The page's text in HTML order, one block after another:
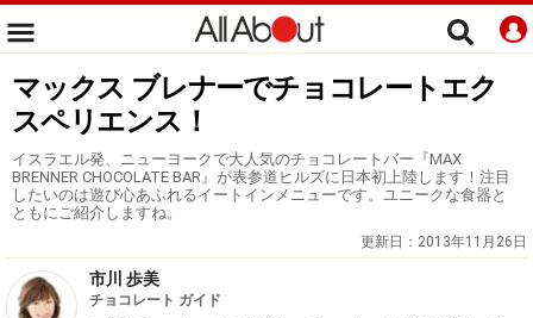
マックス ブレナーでチョコレートエク
スペリエンス！
イスラエル発、ニューヨークで大人気のチョコレートバー『MAX
BRENNER CHOCOLATE BAR』が表参道ヒルズに日本初上陸します！注目
したいのは遊び心あふれるイートインメニューです。ユニークな食器と
ともにご紹介しますね。
更新日： 2013年11月26日
市川 歩美
チョコレート ガイド